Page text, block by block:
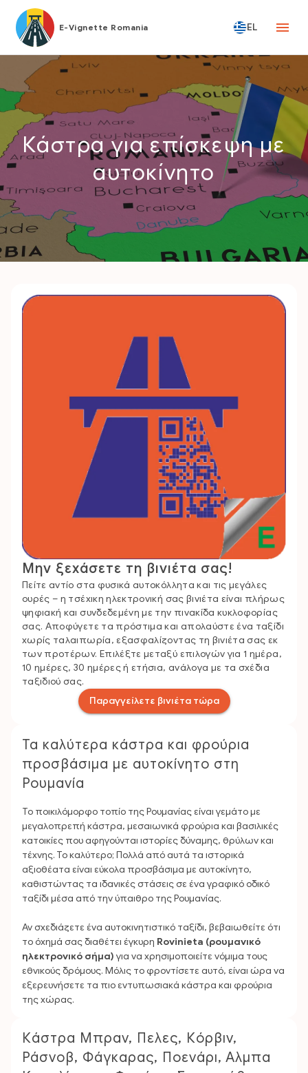
E-Vignette Romania EL
Κάστρα για επίσκεψη με
αυτοκίνητο
Μην ξεχάσετε τη βινιέτα σας!
Πείτε αντίο στα φυσικά αυτοκόλλητα και τις μεγάλες
ουρές – η τσέχικη ηλεκτρονική σας βινιέτα είναι πλήρως
ψηφιακή και συνδεδεμένη με την πινακίδα κυκλοφορίας
σας. Αποφύγετε τα πρόστιμα και απολαύστε ένα ταξίδι
χωρίς ταλαιπωρία, εξασφαλίζοντας τη βινιέτα σας εκ
των προτέρων. Επιλέξτε μεταξύ επιλογών για 1 ημέρα,
10 ημέρες, 30 ημέρες ή ετήσια, ανάλογα με τα σχέδια
ταξιδιού σας.
Παραγγείλετε βινιέτα τώρα
Τα καλύτερα κάστρα και φρούρια
προσβάσιμα με αυτοκίνητο στη
Ρουμανία
Το ποικιλόμορφο τοπίο της Ρουμανίας είναι γεμάτο με
μεγαλοπρεπή κάστρα, μεσαιωνικά φρούρια και βασιλικές
κατοικίες που αφηγούνται ιστορίες δύναμης, θρύλων και
τέχνης. Το καλύτερο; Πολλά από αυτά τα ιστορικά
αξιοθέατα είναι εύκολα προσβάσιμα με αυτοκίνητο,
καθιστώντας τα ιδανικές στάσεις σε ένα γραφικό οδικό
ταξίδι μέσα από την ύπαιθρο της Ρουμανίας.
Αν σχεδιάζετε ένα αυτοκινητιστικό ταξίδι, βεβαιωθείτε ότι
το όχημά σας διαθέτει έγκυρη Rovinieta (ρουμανικό
ηλεκτρονικό σήμα) για να χρησιμοποιείτε νόμιμα τους
εθνικούς δρόμους. Μόλις το φροντίσετε αυτό, είναι ώρα να
εξερευνήσετε τα πιο εντυπωσιακά κάστρα και φρούρια
της χώρας.
Κάστρα Μπραν, Πελες, Κόρβιν,
Ράσνοβ, Φάγκαρας, Ποενάρι, Αλμπα